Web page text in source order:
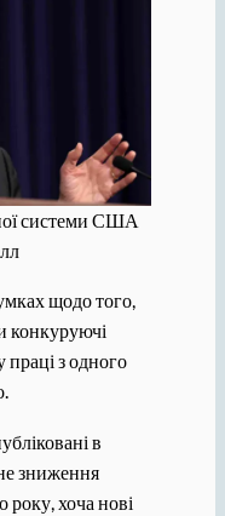
системи США
щодо того,
конкуруючі
праці з одного
в
зниження
року, хоча нові